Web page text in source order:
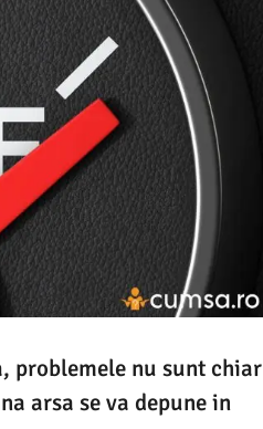
problemele nu sunt chiar
arsa se va depune in